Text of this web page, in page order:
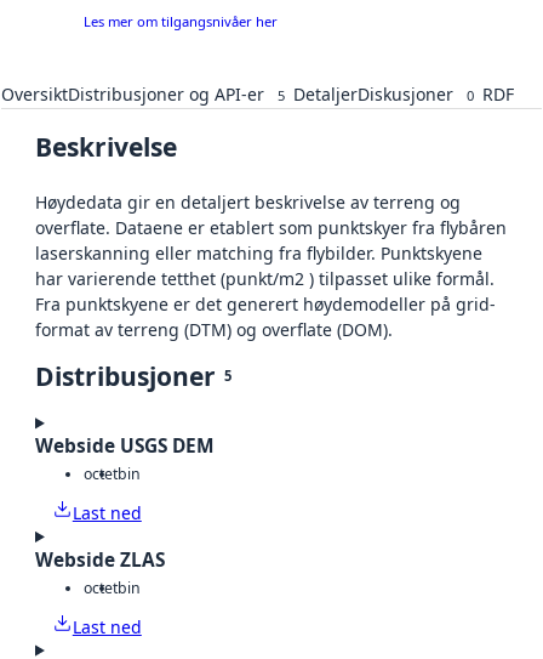
Les mer om tilgangsnivåer her
OversiktDistribusjoner og API-er 5 DetaljerDiskusjoner 0 RDF
Beskrivelse
Høydedata gir en detaljert beskrivelse av terreng og
overflate. Dataene er etablert som punktskyer fra flybåren
laserskanning eller matching fra flybilder. Punktskyene
har varierende tetthet (punkt/m2 ) tilpasset ulike formål.
Fra punktskyene er det generert høydemodeller på grid-
format av terreng (DTM) og overflate (DOM).
Distribusjoner 5
Webside USGS DEM
octetbin
Last ned
Webside ZLAS
octetbin
Last ned